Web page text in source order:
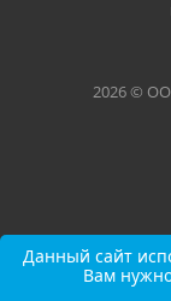
2026 ©
Данный сайт
Вам